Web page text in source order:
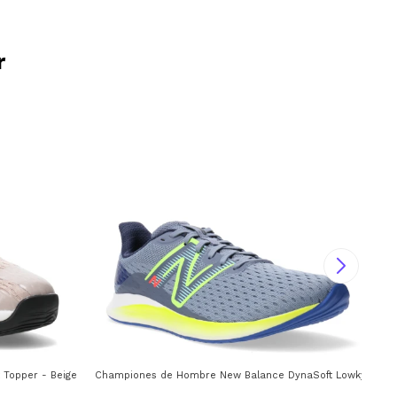
- Beige - Negro - Rosado Coral
Championes de Hombre New Balance DynaSoft Lowky RC